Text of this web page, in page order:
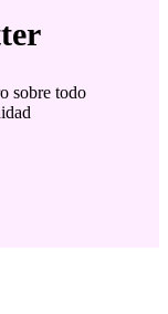
sobre todo